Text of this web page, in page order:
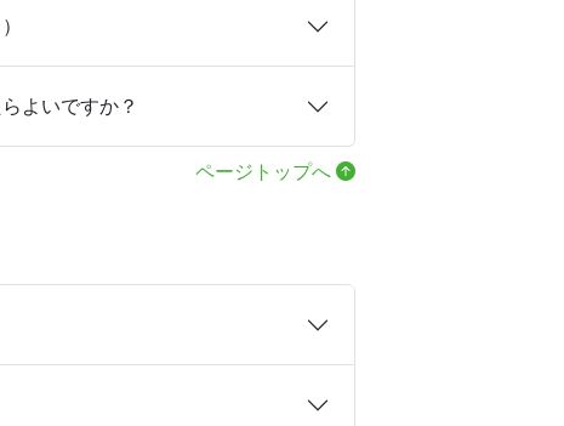
よいですか？
ページトップへ